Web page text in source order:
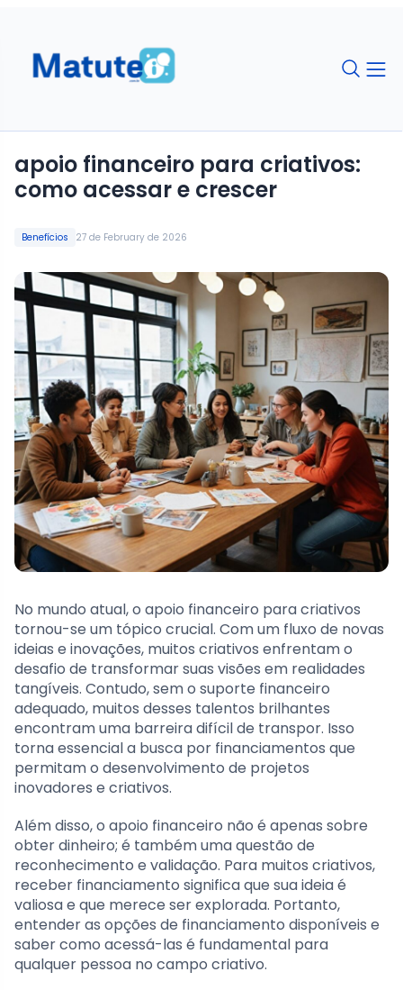
Benefícios 27 de February de 2026
apoio financeiro para criativos:
como acessar e crescer
No mundo atual, o apoio financeiro para criativos
tornou-se um tópico crucial. Com um fluxo de novas
ideias e inovações, muitos criativos enfrentam o
desafio de transformar suas visões em realidades
tangíveis. Contudo, sem o suporte financeiro
adequado, muitos desses talentos brilhantes
encontram uma barreira difícil de transpor. Isso
torna essencial a busca por financiamentos que
permitam o desenvolvimento de projetos
inovadores e criativos.
Além disso, o apoio financeiro não é apenas sobre
obter dinheiro; é também uma questão de
reconhecimento e validação. Para muitos criativos,
receber financiamento significa que sua ideia é
valiosa e que merece ser explorada. Portanto,
entender as opções de financiamento disponíveis e
saber como acessá-las é fundamental para
qualquer pessoa no campo criativo.